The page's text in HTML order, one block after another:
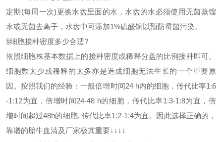
定期(每周一次)更换水盘里面的水，水盘的水必须使用无菌蒸馏
水或无菌去离子，水盘中可添加1%硫酸铜以预防霉菌污染。
§细胞接种密度多少合适?
依照细胞株基本数据上的接种密度或稀释分盘的比例接种即可。
细胞数太少或稀释的太多亦是造成细胞无法生长的一个重要原
因。按照我们的经验：一般倍增时间24 h内的细胞，传代比率1:6
-1:12为宜，倍增时间24-48 h的细胞，传代比率1:3-1:8为宜，倍
增时间超过48h的细胞, 传代比率1:2-1:4为宜。因此选择正确的，
靠谱的胎牛血清及厂家极其重要↓↓↓↓